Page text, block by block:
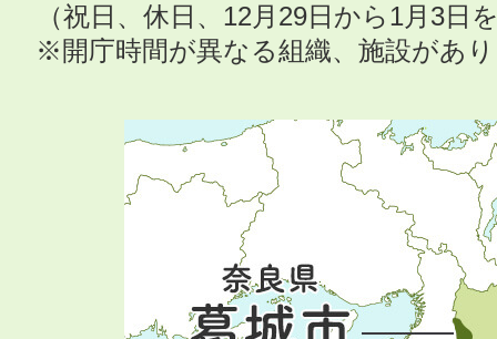
（祝日、休日、12月29日から1月3日
※開庁時間が異なる組織、施設があ